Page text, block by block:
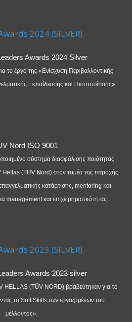
2024 (SILVER)
το έργο της «Ενίσχυση Περιβαλλοντικής
Εκπαίδευσης και Πιστοποίησης».
σύστημα διασφάλισης ποιότητας
(TUV Nord) στον τομέα της παροχής
κατάρτισης, mentoring και
management και επιχειρηματικότητας.
2023 (SILVER)
HELLAS (TÜV NORD) βραβεύτηκαν για το
τα Soft Skills των εργαζομένων του
μέλλοντος».